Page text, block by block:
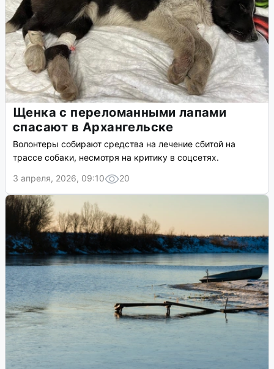
Щенка с переломанными лапами
спасают в Архангельске
Волонтеры собирают средства на лечение сбитой на
трассе собаки, несмотря на критику в соцсетях.
3 апреля, 2026, 09:10
20